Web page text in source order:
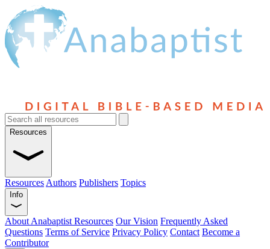
Resources
Resources Authors Publishers Topics
Info
About Anabaptist Resources Our Vision Frequently Asked
Questions Terms of Service Privacy Policy Contact Become a
Contributor